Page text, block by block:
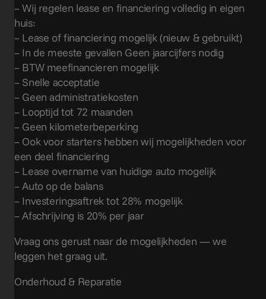
– Wij regelen lease en financiering volledig in eigen
huis:
– Lease of financiering mogelijk (nieuw & gebruikt)
– In de meeste gevallen Geen jaarcijfers nodig
– BTW meefinancieren mogelijk
– Snelle acceptatie
– Geen administratiekosten
– Looptijd tot 72 maanden
– Geen kilometerbeperking
– Ook voor starters hebben wij mogelijkheden voor
een deel financiering
– Lease overname van huidige auto mogelijk
– Auto op de balans
– Investeringsaftrek tot 28% mogelijk
– Afschrijving is 20% per jaar
Vraag ons gerust naar de mogelijkheden — we
leggen het graag uit.
Onderhoud & Reparatie